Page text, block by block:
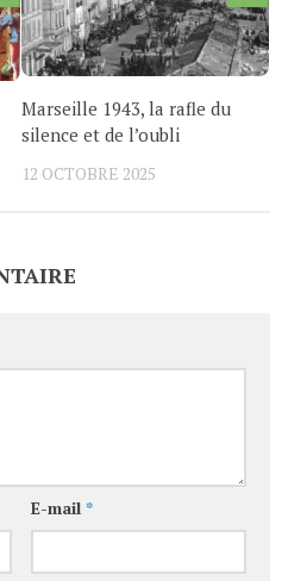
Marseille 1943, la rafle du
silence et de l’oubli
12 OCTOBRE 2025
E-mail *